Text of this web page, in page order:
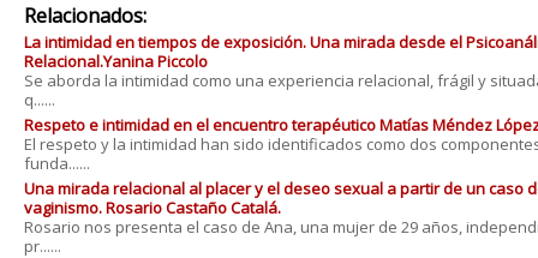
Relacionados:
La intimidad en tiempos de exposición. Una mirada desde el
Relacional.Yanina Piccolo
Se aborda la intimidad como una experiencia relacional, frágil y
q......
Respeto e intimidad en el encuentro terapéutico Matías Méndez
El respeto y la intimidad han sido identificados como dos
funda......
Una mirada relacional al placer y el deseo sexual a partir de un caso
vaginismo. Rosario Castaño Catalá.
Rosario nos presenta el caso de Ana, una mujer de 29 años,
pr......